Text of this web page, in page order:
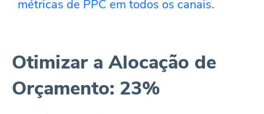
métricas de PPC em todos os canais.
Otimizar a Alocação de
Orçamento: 23%